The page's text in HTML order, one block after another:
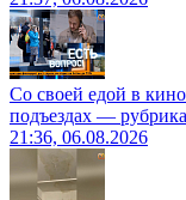
Со своей едой в
подъездах —
21:36, 06.08.2026